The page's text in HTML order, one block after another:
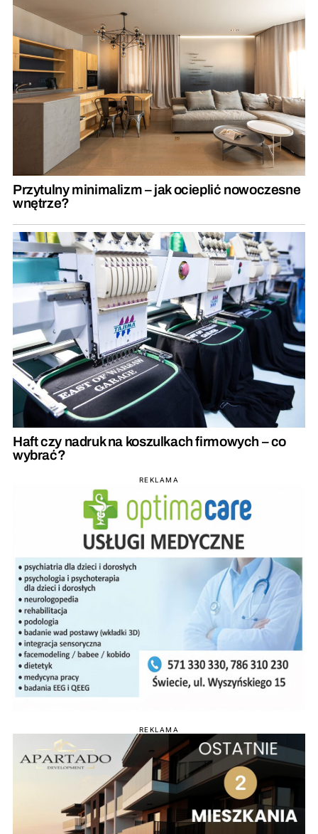
Przytulny minimalizm – jak ocieplić nowoczesne
wnętrze?
Haft czy nadruk na koszulkach firmowych – co
wybrać?
REKLAMA
REKLAMA